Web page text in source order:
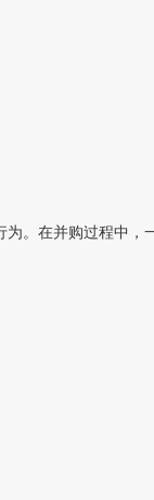
。在并购过程中，